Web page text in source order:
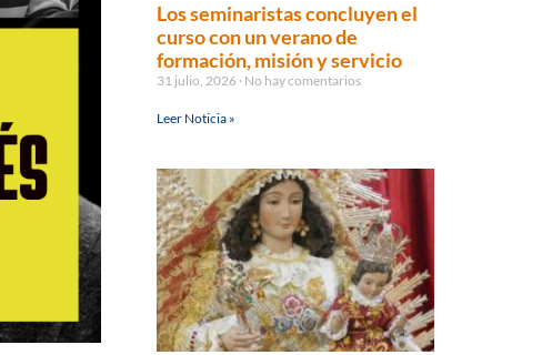
Los seminaristas concluyen el
curso con un verano de
formación, misión y servicio
31 julio, 2026 No hay comentarios
Leer Noticia »